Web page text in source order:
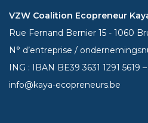
VZW Coalition Ecopreneur
Rue Fernand Bernier 15 - 1060
N° d’entreprise /
ING : IBAN BE393631 1291 5619
info@kaya-ecopreneurs.be